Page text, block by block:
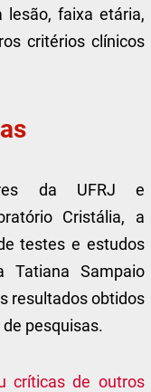
faixa etária,
critérios clínicos
da UFRJ e
Cristália, a
testes e estudos
Tatiana Sampaio
resultados obtidos
pesquisas.
críticas de outros